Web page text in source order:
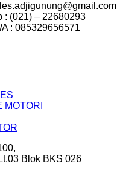
: (021) – 22680293
: 085329656571
MOTORI
Blok BKS 026